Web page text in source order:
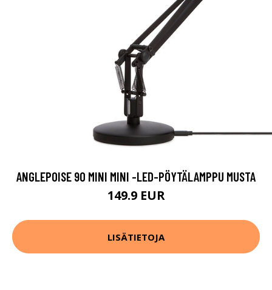
ANGLEPOISE 90 MINI MINI -LED-PÖYTÄLAMPPU MUSTA
149.9 EUR
LISÄTIETOJA